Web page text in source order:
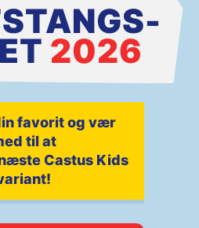
2026
favorit og vær
til at
Castus Kids